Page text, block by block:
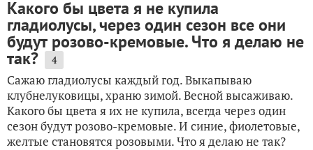
Какого бы цвета я не купила
гладиолусы, через один сезон все они
будут розово-кремовые. Что я делаю не
так? 4
Сажаю гладиолусы каждый год. Выкапываю
клубнелуковицы, храню зимой. Весной высаживаю.
Какого бы цвета я их не купила, всегда через один
сезон будут розово-кремовые. И синие, фиолетовые,
желтые становятся розовыми. Что я делаю не так?